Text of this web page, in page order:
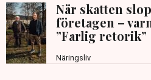
När skatten
företagen –
”Farlig retorik”
Näringsliv